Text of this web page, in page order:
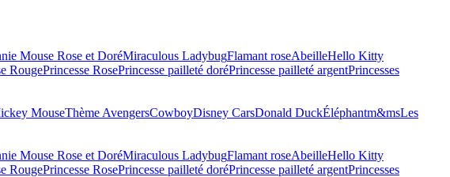
Mouse Rose et DoréMiraculous LadybugFlamant roseAbeilleHello Kitty
RougePrincesse RosePrincesse pailleté doréPrincesse pailleté argentPrincesses
MouseThème AvengersCowboyDisney CarsDonald DuckÉléphantm&msLes
Mouse Rose et DoréMiraculous LadybugFlamant roseAbeilleHello Kitty
RougePrincesse RosePrincesse pailleté doréPrincesse pailleté argentPrincesses